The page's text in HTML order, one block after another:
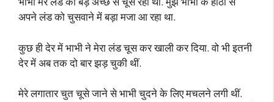
अपने लंड को चुसवाने में बड़ा मजा आ रहा था.
कुछ ही देर में भाभी ने मेरा लंड चूस कर खाली कर दिया. वो भी इतनी
देर में अब तक दो बार झड़ चुकी थीं.
मेरे लगातार चुत चूसे जाने से भाभी चुदने के लिए मचलने लगी थीं.